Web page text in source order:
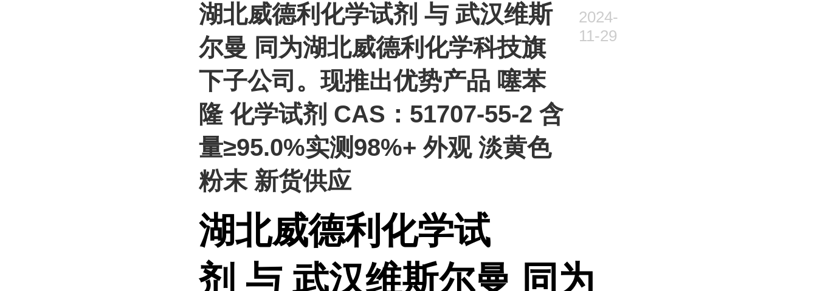
湖北威德利化学试剂 与 武汉维斯
尔曼 同为湖北威德利化学科技旗
下子公司。现推出优势产品 噻苯
隆 化学试剂 CAS：51707-55-2 含
量≥95.0%实测98%+ 外观 淡黄色
粉末 新货供应
2024-
11-29
湖北威德利化学试
剂 与 武汉维斯尔曼 同为